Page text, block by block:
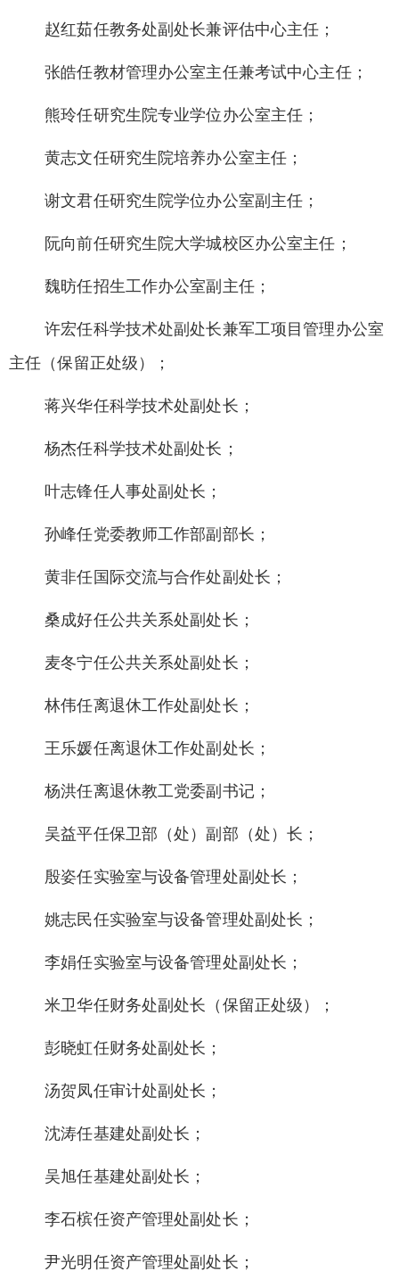
赵红茹任教务处副处长兼评估中心主任；
张皓任教材管理办公室主任兼考试中心主任；
熊玲任研究生院专业学位办公室主任；
黄志文任研究生院培养办公室主任；
谢文君任研究生院学位办公室副主任；
阮向前任研究生院大学城校区办公室主任；
魏昉任招生工作办公室副主任；
许宏任科学技术处副处长兼军工项目管理办公室
主任（保留正处级）；
蒋兴华任科学技术处副处长；
杨杰任科学技术处副处长；
叶志锋任人事处副处长；
孙峰任党委教师工作部副部长；
黄非任国际交流与合作处副处长；
桑成好任公共关系处副处长；
麦冬宁任公共关系处副处长；
林伟任离退休工作处副处长；
王乐媛任离退休工作处副处长；
杨洪任离退休教工党委副书记；
吴益平任保卫部（处）副部（处）长；
殷姿任实验室与设备管理处副处长；
姚志民任实验室与设备管理处副处长；
李娟任实验室与设备管理处副处长；
米卫华任财务处副处长（保留正处级）；
彭晓虹任财务处副处长；
汤贺凤任审计处副处长；
沈涛任基建处副处长；
吴旭任基建处副处长；
李石槟任资产管理处副处长；
尹光明任资产管理处副处长；